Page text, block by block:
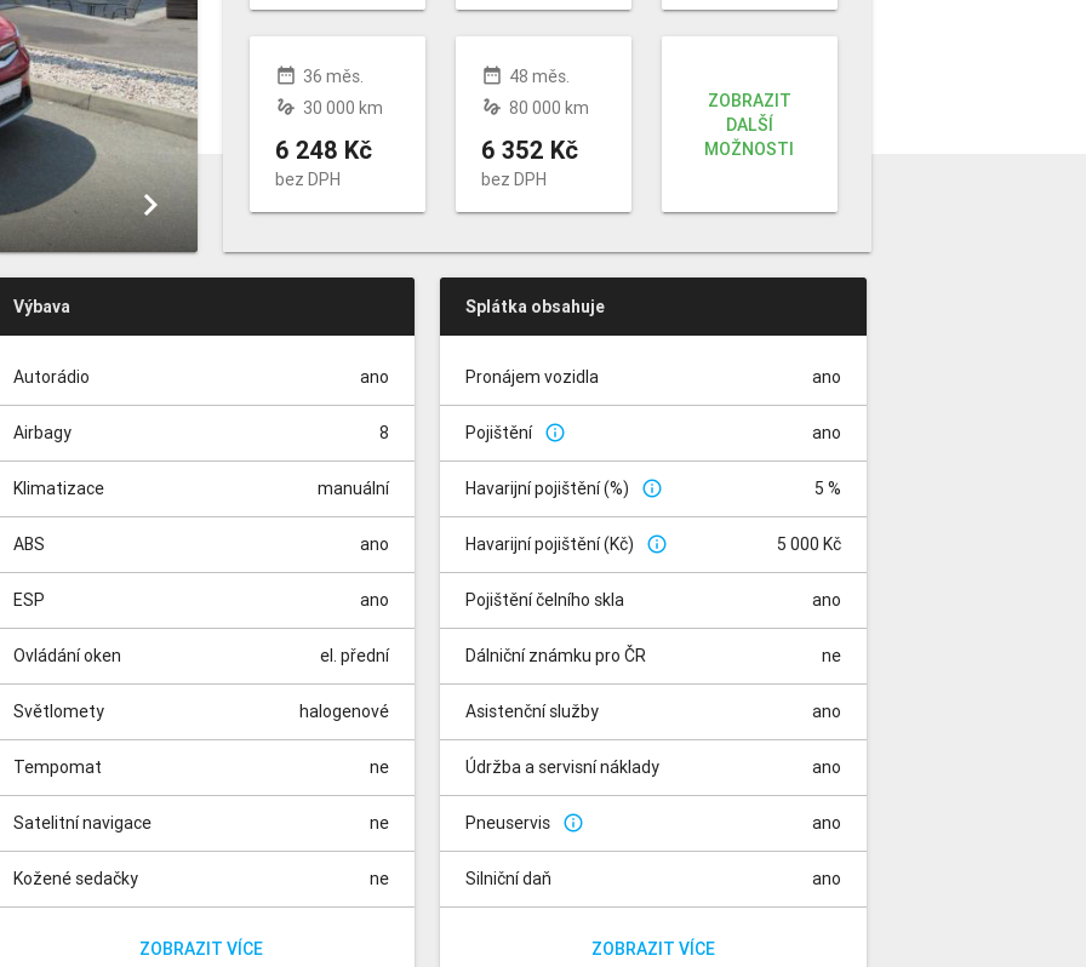
keyboard_arrow_right
date_range 36 měs.
gesture 30 000 km
6 248 Kč
bez DPH
date_range 48 měs.
gesture 80 000 km
6 352 Kč
bez DPH
ZOBRAZIT
DALŠÍ
MOŽNOSTI
Výbava
Autorádio ano
Airbagy 8
Klimatizace manuální
ABS ano
ESP ano
Ovládání oken el. přední
Světlomety halogenové
Tempomat ne
Satelitní navigace ne
Kožené sedačky ne
ZOBRAZIT VÍCE
Splátka obsahuje
Pronájem vozidla ano
Pojištění info_outline ano
Havarijní pojištění (%) info_outline 5 %
Havarijní pojištění (Kč) info_outline 5 000 Kč
Pojištění čelního skla ano
Dálniční známku pro ČR ne
Asistenční služby ano
Údržba a servisní náklady ano
Pneuservis info_outline ano
Silniční daň ano
ZOBRAZIT VÍCE